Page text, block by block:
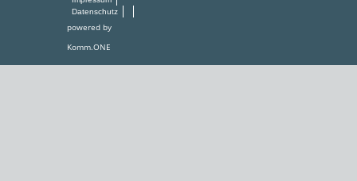
Datenschutz
powered by
Komm.ONE